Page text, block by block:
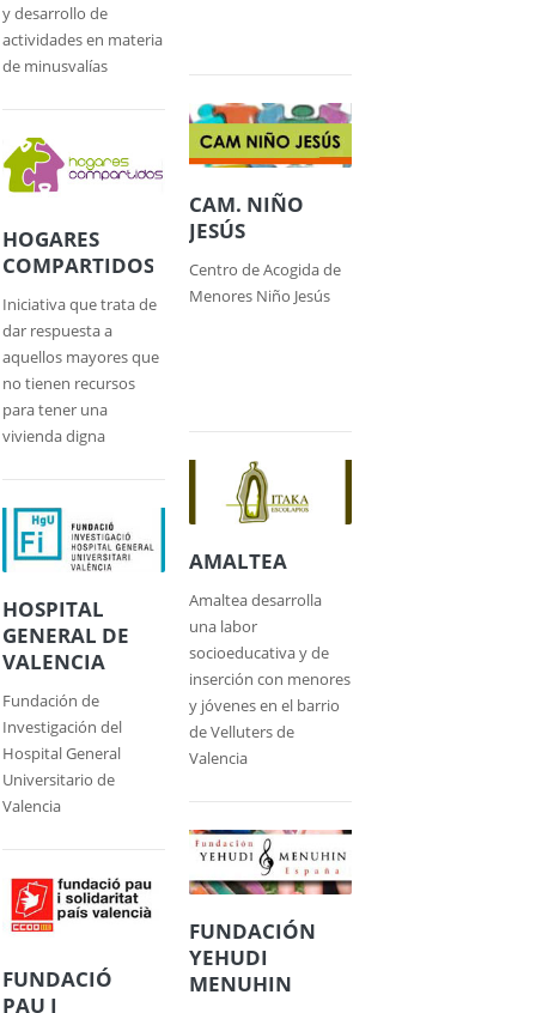
y desarrollo de
actividades en materia
de minusvalías
CAM. NIÑO
JESÚS
Centro de Acogida de
Menores Niño Jesús
HOGARES
COMPARTIDOS
Iniciativa que trata de
dar respuesta a
aquellos mayores que
no tienen recursos
para tener una
vivienda digna
AMALTEA
Amaltea desarrolla
una labor
socioeducativa y de
inserción con menores
y jóvenes en el barrio
de Velluters de
Valencia
HOSPITAL
GENERAL DE
VALENCIA
Fundación de
Investigación del
Hospital General
Universitario de
Valencia
FUNDACIÓN
YEHUDI
MENUHIN
FUNDACIÓ
PAU I